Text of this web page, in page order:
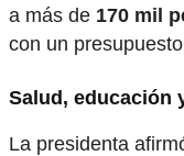
a más de 170 mil
con un
Salud, educación
La presidenta